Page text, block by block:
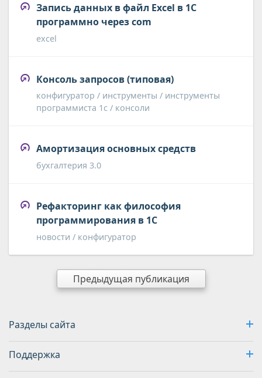
Запись данных в файл Excel в 1С
программно через com
excel
Консоль запросов (типовая)
конфигуратор / инструменты / инструменты
программиста 1с / консоли
Амортизация основных средств
бухгалтерия 3.0
Рефакторинг как философия
программирования в 1С
новости / конфигуратор
Предыдущая публикация
Разделы сайта
Поддержка